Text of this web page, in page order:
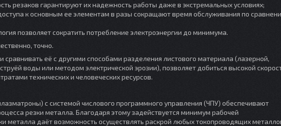
резаков гарантируют их надежность работы даже в экстремальных условиях;
к основным ее элементам в разы сокращают время обслуживания по
позволяет сократить потребление электроэнергии до минимума.
точно.
сравнивать её с другими способами разделения листового материала (лазерной,
воды или методом электрической эрозии), позволяет добиться высокой
технических и человеческих ресурсов.
с системой числового программного управления (ЧПУ) обеспечивают
резки металла. Благодаря этому задействуется минимум рабочей
металла даёт возможность осуществлять раскрой любых токопроводящих